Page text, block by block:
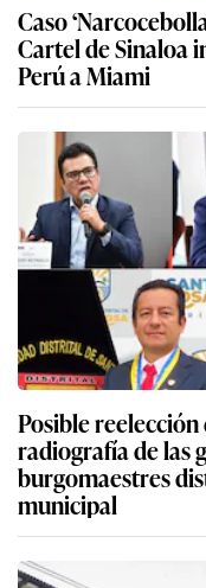
Caso
Cartel de Sinaloa
Perú a Miami
Posible
radiografía de las
burgomaestres
municipal